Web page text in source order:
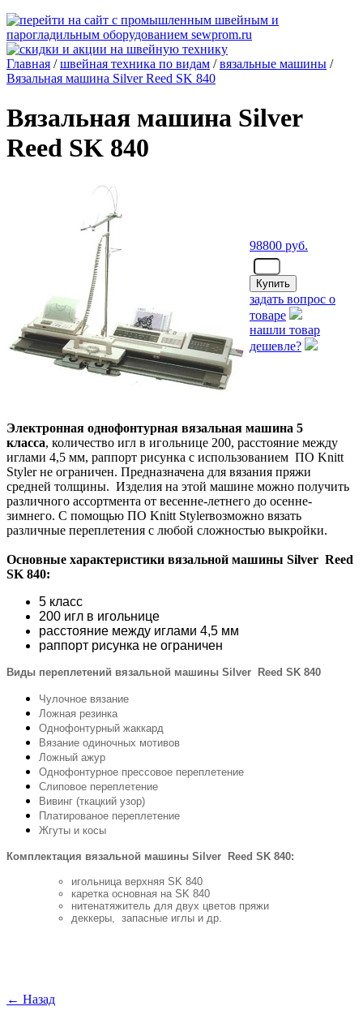
Главная /швейная техника по видам /вязальные машины /
Вязальная машина Silver Reed SK 840
Вязальная машина Silver
Reed SK 840
98800 руб.
задать вопрос о
товаре
нашли товар
дешевле?
Электронная однофонтурная вязальная машина 5
класса, количество игл в игольнице 200, расстояние между
иглами 4,5 мм, раппорт рисунка с использованием ПО Knitt
Styler не ограничен. Предназначена для вязания пряжи
средней толщины. Изделия на этой машине можно получить
различного ассортмента от весенне-летнего до осенне-
зимнего. С помощью ПО Knitt Stylerвозможно вязать
различные переплетения с любой сложностью выкройки.
Основные характеристики вязальной машины Silver Reed
SK 840:
5 класс
200 игл в игольнице
расстояние между иглами 4,5 мм
раппорт рисунка не ограничен
Виды переплетений вязальной машины Silver Reed SK 840
Чулочное вязание
Ложная резинка
Однофонтурный жаккард
Вязание одиночных мотивов
Ложный ажур
Однофонтурное прессовое переплетение
Слиповое переплетение
Вивинг (ткацкий узор)
Платированое переплетение
Жгуты и косы
Комплектация вязальной машины Silver Reed SK 840:
игольница верхняя SK 840
каретка основная на SK 840
нитенатяжитель для двух цветов пряжи
деккеры, запасные иглы и др.
← Назад